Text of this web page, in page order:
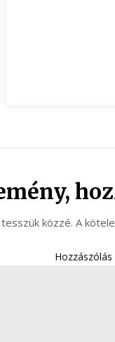
közzé. A
Hozzászólás